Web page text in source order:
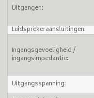
Uitgangen:
Luidsprekeraansluitingen:
Ingangsgevoeligheid /
ingangsimpedantie:
Uitgangsspanning: